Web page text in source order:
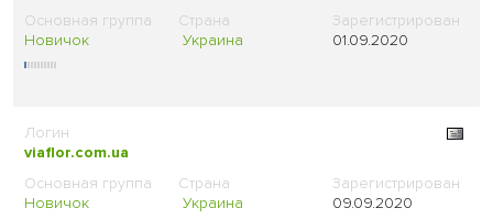
Новичок Украина 01.09.2020
viaflor.com.ua
Новичок Украина 09.09.2020